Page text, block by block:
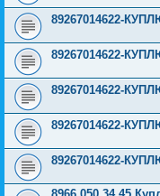
89267014622-
89267014622-
89267014622-
89267014622-
89267014622-